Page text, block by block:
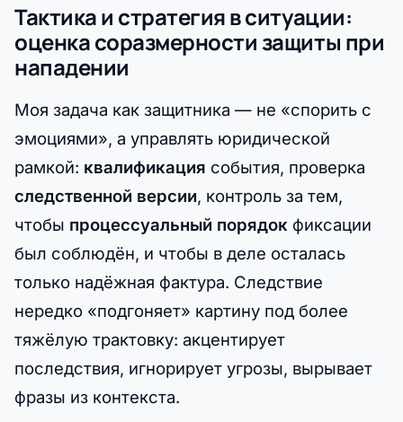
Тактика и стратегия в ситуации:
оценка соразмерности защиты при
нападении
Моя задача как защитника — не «спорить с
эмоциями», а управлять юридической
рамкой: квалификация события, проверка
следственной версии, контроль за тем,
чтобы процессуальный порядок фиксации
был соблюдён, и чтобы в деле осталась
только надёжная фактура. Следствие
нередко «подгоняет» картину под более
тяжёлую трактовку: акцентирует
последствия, игнорирует угрозы, вырывает
фразы из контекста.